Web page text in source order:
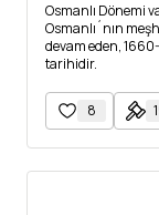
Osmanlı Dönemi
Osmanlı´nın
devam eden, 1660-
tarihidir.
8